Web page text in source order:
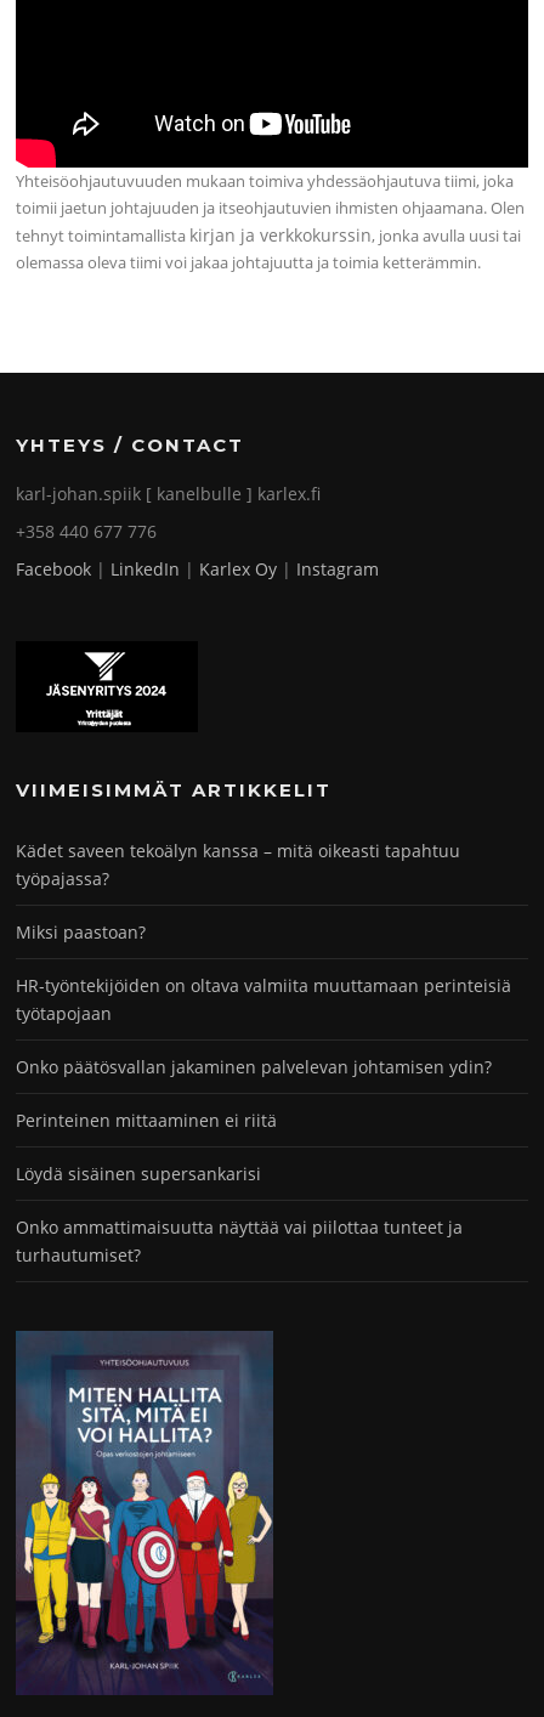
Yhteisöohjautuvuuden mukaan toimiva yhdessäohjautuva tiimi, joka
toimii jaetun johtajuuden ja itseohjautuvien ihmisten ohjaamana. Olen
tehnyt toimintamallista kirjan ja verkkokurssin, jonka avulla uusi tai
olemassa oleva tiimi voi jakaa johtajuutta ja toimia ketterämmin.
YHTEYS / CONTACT
karl-johan.spiik [ kanelbulle ] karlex.fi
+358 440 677 776
Facebook | LinkedIn | Karlex Oy | Instagram
VIIMEISIMMÄT ARTIKKELIT
Kädet saveen tekoälyn kanssa – mitä oikeasti tapahtuu
työpajassa?
Miksi paastoan?
HR-työntekijöiden on oltava valmiita muuttamaan perinteisiä
työtapojaan
Onko päätösvallan jakaminen palvelevan johtamisen ydin?
Perinteinen mittaaminen ei riitä
Löydä sisäinen supersankarisi
Onko ammattimaisuutta näyttää vai piilottaa tunteet ja
turhautumiset?